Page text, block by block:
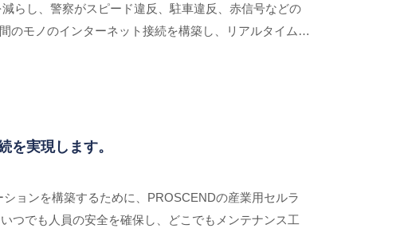
らし、警察がスピード違反、駐車違反、赤信号などの
のモノのインターネット接続を構築し、リアルタイムの
を実現します。
ョンを構築するために、PROSCENDの産業用セルラ
つでも人員の安全を確保し、どこでもメンテナンス工